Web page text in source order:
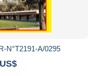
N°T2191-A/0295